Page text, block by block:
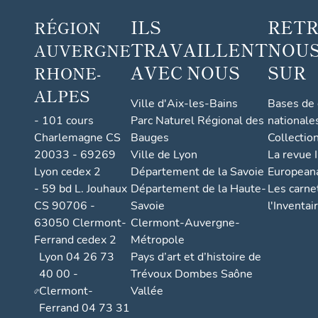
RÉGION
AUVERGNE
RHONE-
ALPES
- 101 cours
Charlemagne CS
20033 - 69269
Lyon cedex 2
- 59 bd L. Jouhaux
CS 90706 -
63050 Clermont-
Ferrand cedex 2
Lyon 04 26 73
40 00 -
Clermont-
Ferrand 04 73 31
ILS
TRAVAILLENT
AVEC NOUS
Ville d'Aix-les-Bains
Parc Naturel Régional des
Bauges
Ville de Lyon
Département de la Savoie
Département de la Haute-
Savoie
Clermont-Auvergne-
Métropole
Pays d’art et d’histoire de
Trévoux Dombes Saône
Vallée
SUR
Bases
La revue
Les